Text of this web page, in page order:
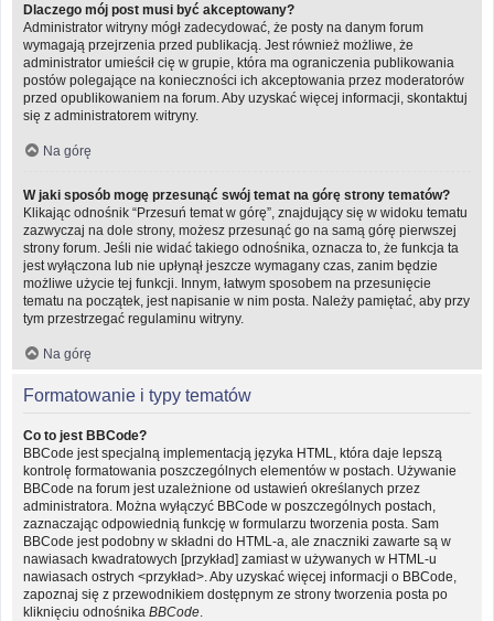
Dlaczego mój post musi być akceptowany?
Administrator witryny mógł zadecydować, że posty na danym forum
wymagają przejrzenia przed publikacją. Jest również możliwe, że
administrator umieścił cię w grupie, która ma ograniczenia publikowania
postów polegające na konieczności ich akceptowania przez moderatorów
przed opublikowaniem na forum. Aby uzyskać więcej informacji, skontaktuj
się z administratorem witryny.
Na górę
W jaki sposób mogę przesunąć swój temat na górę strony tematów?
Klikając odnośnik “Przesuń temat w górę”, znajdujący się w widoku tematu
zazwyczaj na dole strony, możesz przesunąć go na samą górę pierwszej
strony forum. Jeśli nie widać takiego odnośnika, oznacza to, że funkcja ta
jest wyłączona lub nie upłynął jeszcze wymagany czas, zanim będzie
możliwe użycie tej funkcji. Innym, łatwym sposobem na przesunięcie
tematu na początek, jest napisanie w nim posta. Należy pamiętać, aby przy
tym przestrzegać regulaminu witryny.
Na górę
Formatowanie i typy tematów
Co to jest BBCode?
BBCode jest specjalną implementacją języka HTML, która daje lepszą
kontrolę formatowania poszczególnych elementów w postach. Używanie
BBCode na forum jest uzależnione od ustawień określanych przez
administratora. Można wyłączyć BBCode w poszczególnych postach,
zaznaczając odpowiednią funkcję w formularzu tworzenia posta. Sam
BBCode jest podobny w składni do HTML-a, ale znaczniki zawarte są w
nawiasach kwadratowych [przykład] zamiast w używanych w HTML-u
nawiasach ostrych <przykład>. Aby uzyskać więcej informacji o BBCode,
zapoznaj się z przewodnikiem dostępnym ze strony tworzenia posta po
kliknięciu odnośnika BBCode